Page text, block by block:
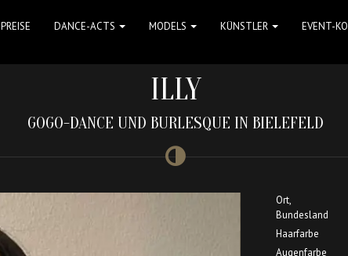
PREISE DANCE-ACTS MODELS KÜNSTLER EVENT-
ILLY
GOGO-DANCE UND BURLESQUE IN BIELEFELD
Ort,
Bundesland
Haarfarbe
Augenfarbe